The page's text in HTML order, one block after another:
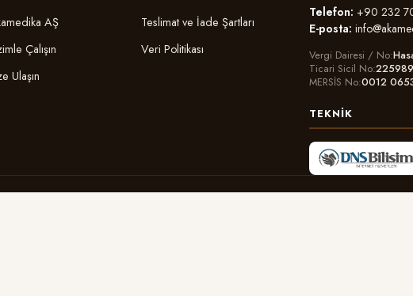
AŞ
Çalışın
Ulaşın
Teslimat ve İade Şartları
Veri Politikası
Telefon: +90 232
E-posta:
Vergi Dairesi / No
Ticari Sicil No 225989
MERSİS No 0012
TEKNIK